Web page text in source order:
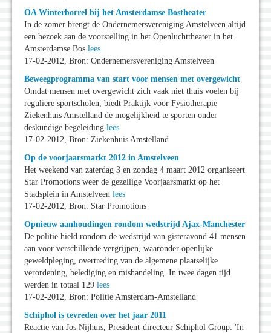
OA Winterborrel bij het Amsterdamse Bostheater
In de zomer brengt de Ondernemersvereniging Amstelveen altijd
een bezoek aan de voorstelling in het Openluchttheater in het
Amsterdamse Bos lees
17-02-2012, Bron: Ondernemersvereniging Amstelveen
Beweegprogramma van start voor mensen met overgewicht
Omdat mensen met overgewicht zich vaak niet thuis voelen bij
reguliere sportscholen, biedt Praktijk voor Fysiotherapie
Ziekenhuis Amstelland de mogelijkheid te sporten onder
deskundige begeleiding lees
17-02-2012, Bron: Ziekenhuis Amstelland
Op de voorjaarsmarkt 2012 in Amstelveen
Het weekend van zaterdag 3 en zondag 4 maart 2012 organiseert
Star Promotions weer de gezellige Voorjaarsmarkt op het
Stadsplein in Amstelveen lees
17-02-2012, Bron: Star Promotions
Opnieuw aanhoudingen rondom wedstrijd Ajax-Manchester
De politie hield rondom de wedstrijd van gisteravond 41 mensen
aan voor verschillende vergrijpen, waaronder openlijke
geweldpleging, overtreding van de algemene plaatselijke
verordening, belediging en mishandeling. In twee dagen tijd
werden in totaal 129 lees
17-02-2012, Bron: Politie Amsterdam-Amstelland
Schiphol is tevreden over het jaar 2011
Reactie van Jos Nijhuis, President-directeur Schiphol Group: 'In